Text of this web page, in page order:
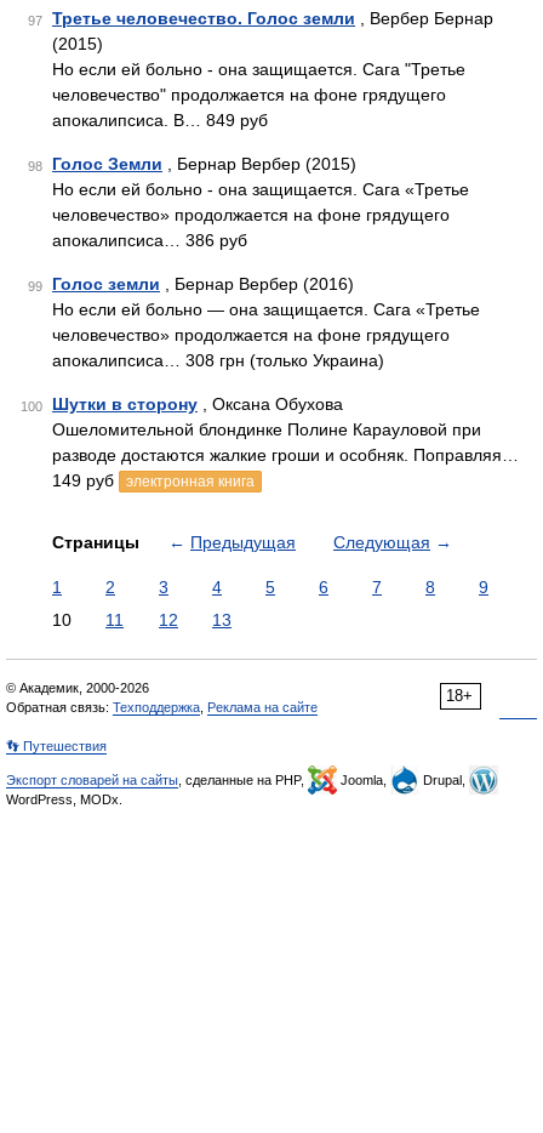
97 Третье человечество. Голос земли , Вербер Бернар
(2015)
Но если ей больно - она защищается. Сага "Третье
человечество" продолжается на фоне грядущего
апокалипсиса. В… 849 руб
98 Голос Земли , Бернар Вербер (2015)
Но если ей больно - она защищается. Сага «Третье
человечество» продолжается на фоне грядущего
апокалипсиса… 386 руб
99 Голос земли , Бернар Вербер (2016)
Но если ей больно — она защищается. Сага «Третье
человечество» продолжается на фоне грядущего
апокалипсиса… 308 грн (только Украина)
100 Шутки в сторону , Оксана Обухова
Ошеломительной блондинке Полине Карауловой при
разводе достаются жалкие гроши и особняк. Поправляя…
149 руб
электронная книга
Страницы ← Предыдущая Следующая →
1 2 3 4 5 6 7 8
9
10
11 12 13
18+
© Академик, 2000-2026
Обратная связь: Техподдержка Реклама на сайте
👣 Путешествия
Экспорт словарей на сайты , сделанные на PHP, Joomla,
Drupal,
WordPress, MODx.